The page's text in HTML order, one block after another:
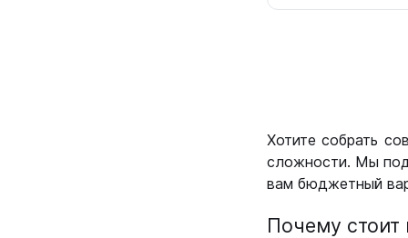
Хотите собрать
сложности. Мы
вам бюджетный
Почему стоит